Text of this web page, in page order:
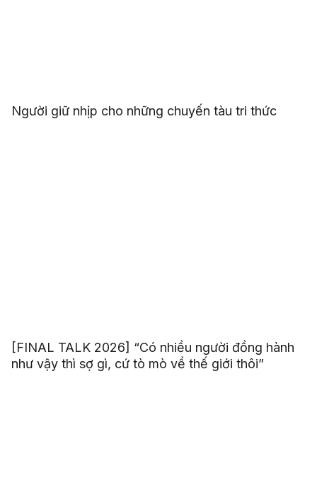
Người giữ nhịp cho những chuyến tàu tri thức
[FINAL TALK 2026] “Có nhiều người đồng hành
như vậy thì sợ gì, cứ tò mò về thế giới thôi”